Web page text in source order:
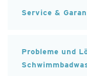
Service &
Probleme und